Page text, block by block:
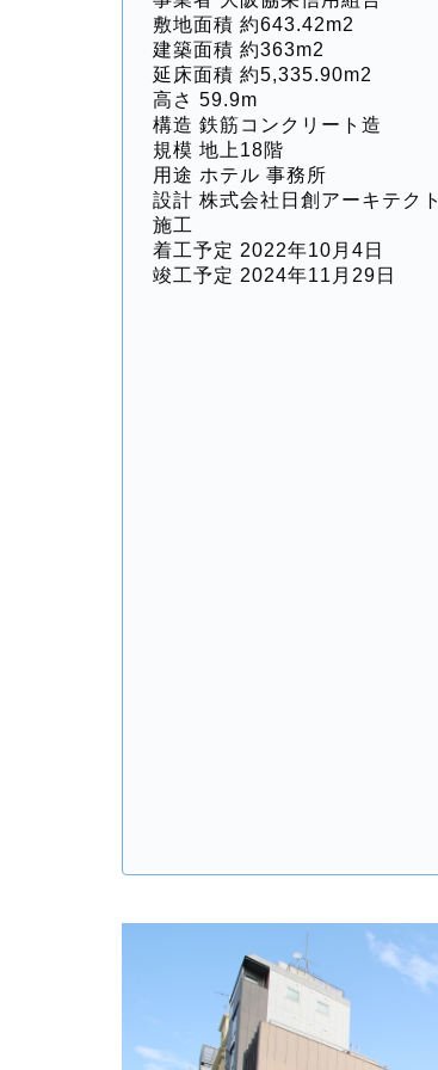
敷地面積 約643.42m2
建築面積 約363m2
延床面積 約5,335.90m2
高さ 59.9m
構造 鉄筋コンクリート造
規模 地上18階
用途 ホテル 事務所
設計 株式会社日創アーキテクト
施工
着工予定 2022年10月4日
竣工予定 2024年11月29日